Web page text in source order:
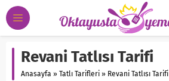
Revani Tatlısı Tarifi
Anasayfa » Tatlı Tarifleri » Revani Tatlısı Tarifi